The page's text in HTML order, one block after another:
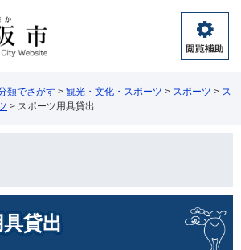
閲
覧
助
類でさがす > 観光・文化・スポーツ > スポーツ > ス
> スポーツ用具貸出
貸出